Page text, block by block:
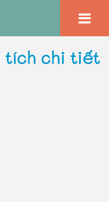
tích chi tiết